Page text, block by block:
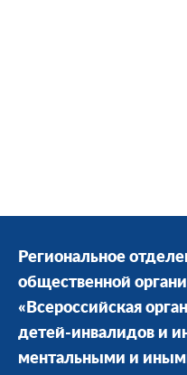
Региональное
общественной
«Всероссийская
детей-инвалидов и
ментальными и